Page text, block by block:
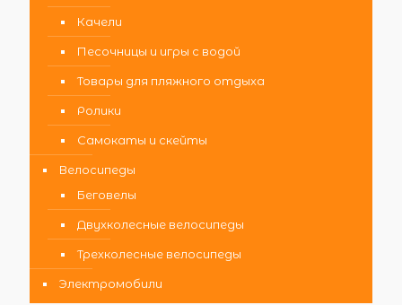
Качели
Песочницы и игры с водой
Товары для пляжного отдыха
Ролики
Самокаты и скейты
Велосипеды
Беговелы
Двухколесные велосипеды
Трехколесные велосипеды
Электромобили